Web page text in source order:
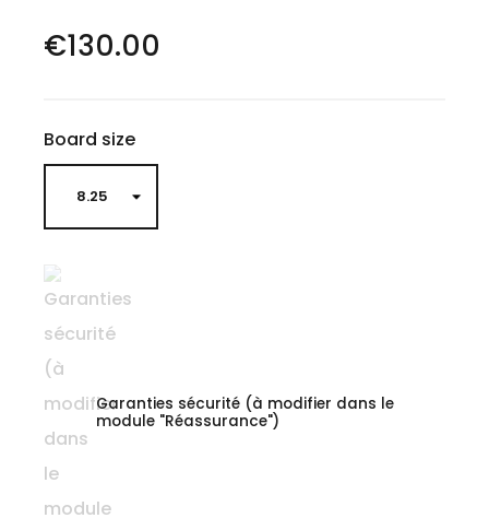
€130.00
Board size
Garanties sécurité (à modifier dans le
module "Réassurance")